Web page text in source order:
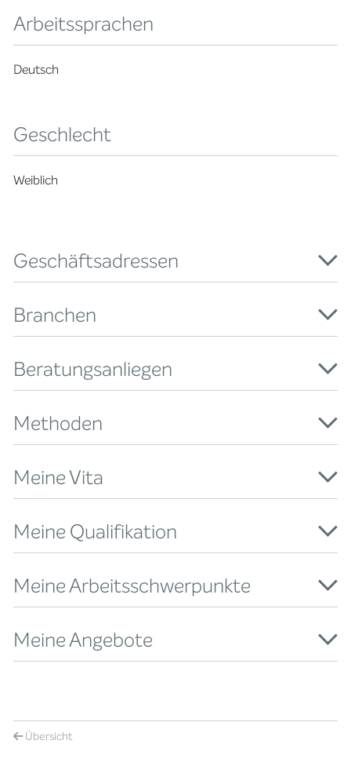
Arbeitssprachen
Deutsch
Geschlecht
Weiblich
Geschäftsadressen
Branchen
Beratungsanliegen
Methoden
Meine Vita
Meine Qualifikation
Meine Arbeitsschwerpunkte
Meine Angebote
Übersicht